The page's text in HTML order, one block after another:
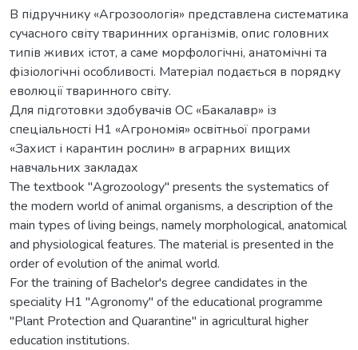
В підручнику «Агрозоологія» представлена систематика
сучасного світу тваринних організмів, опис головних
типів живих істот, а саме морфологічні, анатомічні та
фізіологічні особливості. Матеріал подається в порядку
еволюції тваринного світу.
Для підготовки здобувачів ОС «Бакалавр» із
спеціальності Н1 «Агрономія» освітньої програми
«Захист і карантин рослин» в аграрних вищих
навчальних закладах
The textbook "Agrozoology" presents the systematics of
the modern world of animal organisms, a description of the
main types of living beings, namely morphological, anatomical
and physiological features. The material is presented in the
order of evolution of the animal world.
For the training of Bachelor's degree candidates in the
speciality H1 "Agronomy" of the educational programme
"Plant Protection and Quarantine" in agricultural higher
education institutions.